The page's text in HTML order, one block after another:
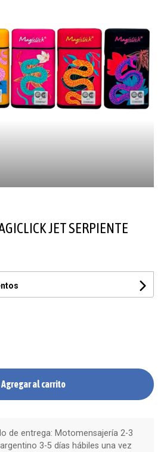
JET SERPIENTE
Agregar al carrito
de entrega: Motomensajería 2-3
3-5 días hábiles una vez